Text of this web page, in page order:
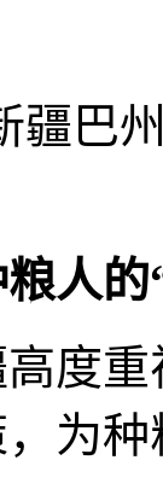
疆巴
人的
重
为